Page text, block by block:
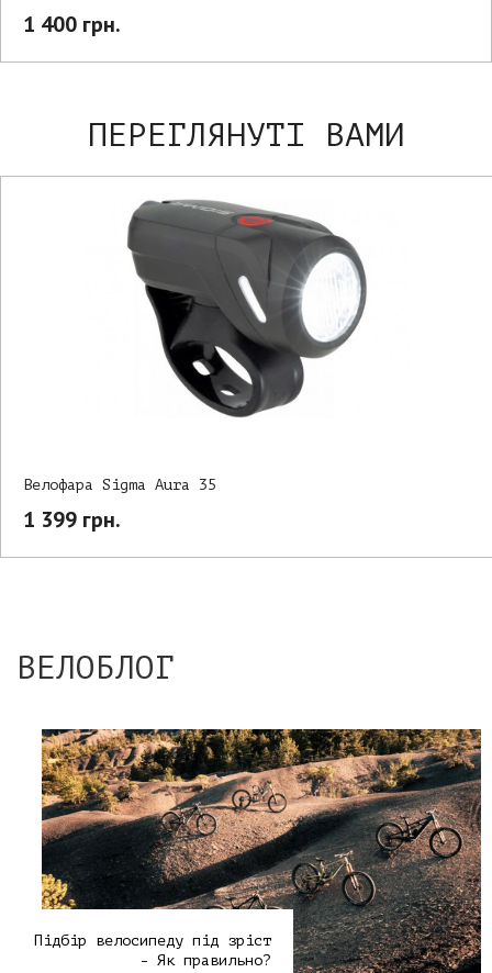
1 400 грн.
ПЕРЕГЛЯНУТІ ВАМИ
Велофара Sigma Aura 35
1 399 грн.
ВЕЛОБЛОГ
Підбір велосипеду під зріст
- Як правильно?